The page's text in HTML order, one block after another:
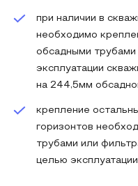
при наличии в
необходимо
обсадными
эксплуатации
на 244,5мм
крепление
горизонтов
трубами или
целью